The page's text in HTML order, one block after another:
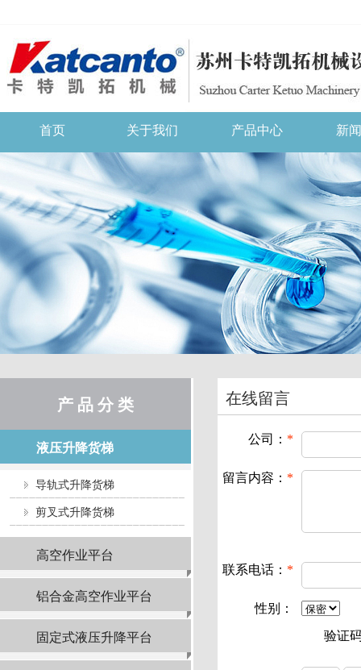
首页 关于我们 产品中心 新
产 品 分 类
液压升降货梯
导轨式升降货梯
剪叉式升降货梯
高空作业平台
铝合金高空作业平台
固定式液压升降平台
在线留言
公司： *
留言内容： *
联系电话： *
性别：
验证